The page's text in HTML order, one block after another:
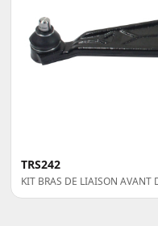
TRS242
KIT BRAS DE LIAISON AVANT